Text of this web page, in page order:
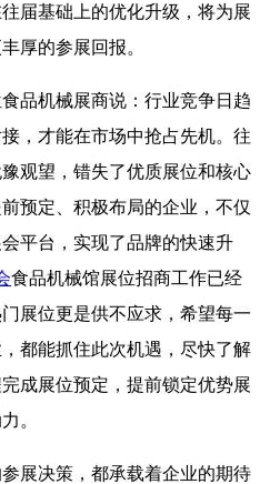
届基础上的优化升级，将为展
厚的参展回报。
品机械展商说：行业竞争日趋
，才能在市场中抢占先机。往
豫观望，错失了优质展位和核心
预定、积极布局的企业，不仅
平台，实现了品牌的快速升
食品机械馆展位招商工作已经
展位更是供不应求，希望每一
都能抓住此次机遇，尽快了解
成展位预定，提前锁定优势展
。
展决策，都承载着企业的期待